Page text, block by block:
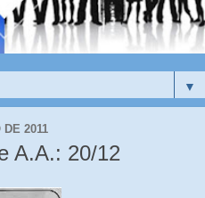
▼
DE 2011
A.A.: 20/12